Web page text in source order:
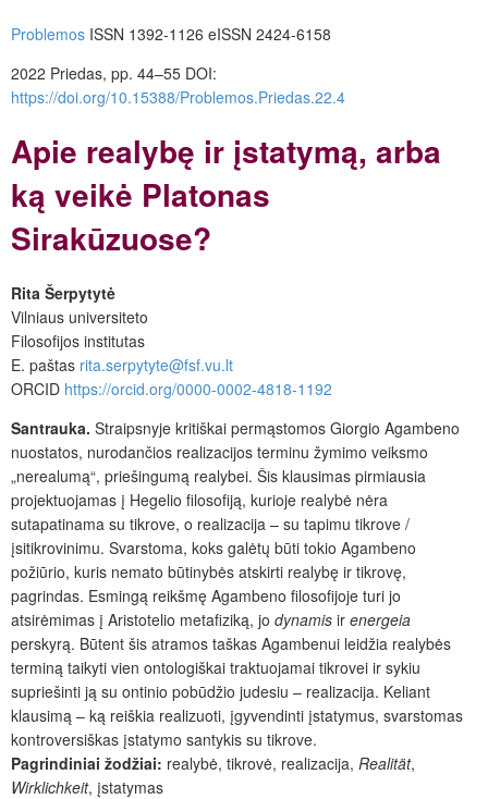
Problemos ISSN 1392-1126 eISSN 2424-6158
2022 Priedas, pp. 44–55 DOI:
https://doi.org/10.15388/Problemos.Priedas.22.4
Apie realybę ir įstatymą, arba
ką veikė Platonas
Sirakūzuose?
Rita Šerpytytė
Vilniaus universiteto
Filosofijos institutas
E. paštas rita.serpytyte@fsf.vu.lt
ORCID https://orcid.org/0000-0002-4818-1192
Santrauka. Straipsnyje kritiškai permąstomos Giorgio Agambeno
nuostatos, nurodančios realizacijos terminu žymimo veiksmo
„nerealumą“, priešingumą realybei. Šis klausimas pirmiausia
projektuojamas į Hegelio filosofiją, kurioje realybė nėra
sutapatinama su tikrove, o realizacija – su tapimu tikrove /
įsitikrovinimu. Svarstoma, koks galėtų būti tokio Agambeno
požiūrio, kuris nemato būtinybės atskirti realybę ir tikrovę,
pagrindas. Esmingą reikšmę Agambeno filosofijoje turi jo
atsirėmimas į Aristotelio metafiziką, jo dynamis ir energeia
perskyrą. Būtent šis atramos taškas Agambenui leidžia realybės
terminą taikyti vien ontologiškai traktuojamai tikrovei ir sykiu
supriešinti ją su ontinio pobūdžio judesiu – realizacija. Keliant
klausimą – ką reiškia realizuoti, įgyvendinti įstatymus, svarstomas
kontroversiškas įstatymo santykis su tikrove.
Pagrindiniai žodžiai: realybė, tikrovė, realizacija, Realität,
Wirklichkeit, įstatymas